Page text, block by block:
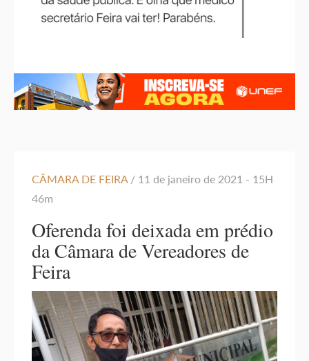
CÂMARA DE FEIRA / 11 de janeiro de 2021 - 15H
46m
Oferenda foi deixada em prédio
da Câmara de Vereadores de
Feira